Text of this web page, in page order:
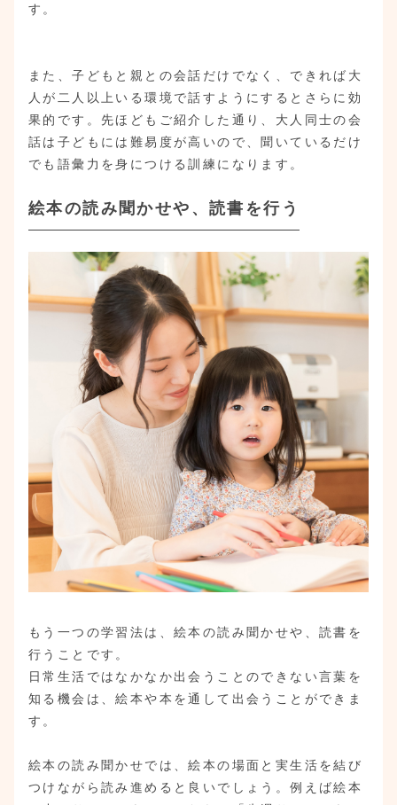
す。
また、子どもと親との会話だけでなく、できれば大
人が二人以上いる環境で話すようにするとさらに効
果的です。先ほどもご紹介した通り、大人同士の会
話は子どもには難易度が高いので、聞いているだけ
でも語彙力を身につける訓練になります。
絵本の読み聞かせや、読書を行う
もう一つの学習法は、絵本の読み聞かせや、読書を
行うことです。
日常生活ではなかなか出会うことのできない言葉を
知る機会は、絵本や本を通して出会うことができま
す。
絵本の読み聞かせでは、絵本の場面と実生活を結び
つけながら読み進めると良いでしょう。例えば絵本